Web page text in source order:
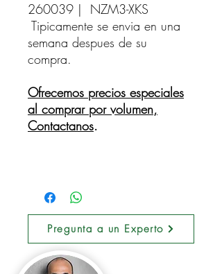
260039 |  NZM3-XKS
Tipicamente se envia en una
semana despues de su
compra.
Ofrecemos precios especiales
al comprar por volumen,
Contactanos.
Pregunta a un Experto